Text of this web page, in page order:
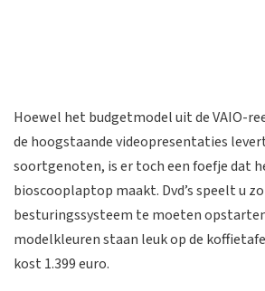
Hoewel het budgetmodel uit de VAIO-
de hoogstaande videopresentaties
soortgenoten, is er toch een foefje dat
bioscooplaptop maakt. Dvd’s speelt u
besturingssysteem te moeten
modelkleuren staan leuk op de
kost 1.399 euro.